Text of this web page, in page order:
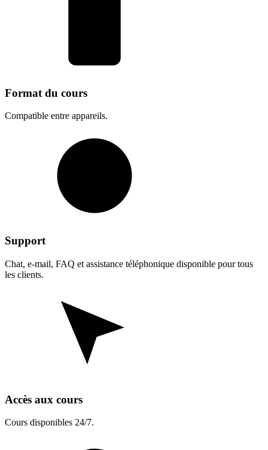
Format du cours
Compatible entre appareils.
Support
Chat, e-mail, FAQ et assistance téléphonique disponible pour tous
les clients.
Accès aux cours
Cours disponibles 24/7.